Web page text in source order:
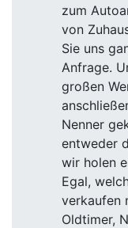
zum
von
Sie uns
Anfrage.
großen
Nenner
entweder
wir holen
Egal,
verkaufen
Oldtimer,